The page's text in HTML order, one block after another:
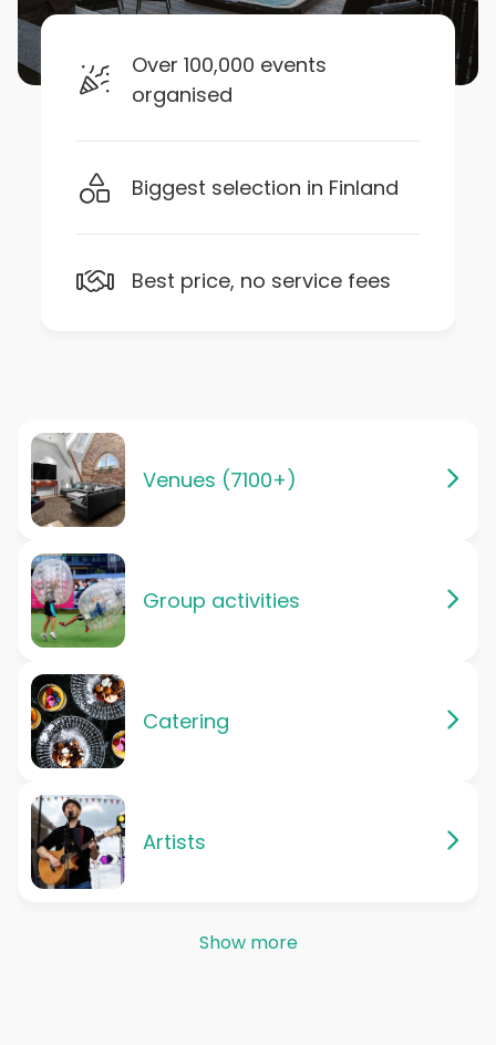
Over 100,000 events
organised
Biggest selection in Finland
Best price, no service fees
Venues (7100+)
Group activities
Catering
Artists
Show more